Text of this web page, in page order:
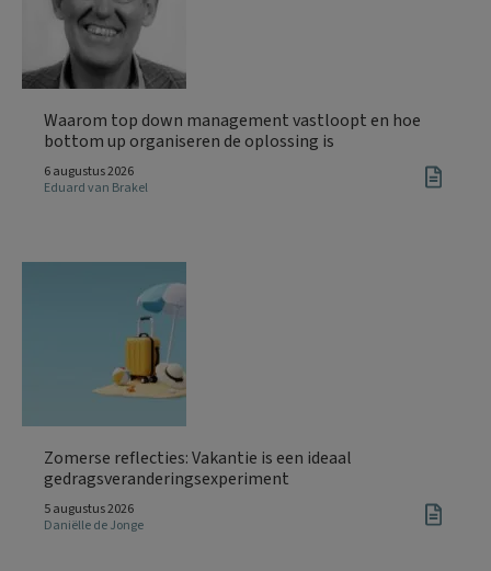
Waarom top down management vastloopt en hoe
bottom up organiseren de oplossing is
6 augustus 2026
Eduard van Brakel
Zomerse reflecties: Vakantie is een ideaal
gedragsveranderingsexperiment
5 augustus 2026
Daniëlle de Jonge